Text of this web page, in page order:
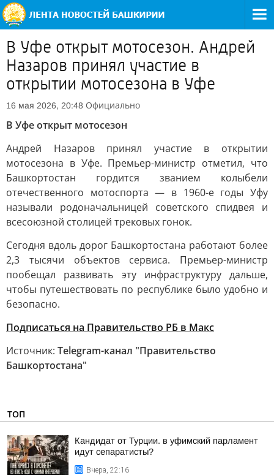
В Уфе открыт мотосезон. Андрей
Назаров принял участие в
открытии мотосезона в Уфе
16 мая 2026, 20:48 Официально
В Уфе открыт мотосезон
Андрей Назаров принял участие в открытии
мотосезона в Уфе. Премьер-министр отметил, что
Башкортостан гордится званием колыбели
отечественного мотоспорта — в 1960-е годы Уфу
называли родоначальницей советского спидвея и
всесоюзной столицей трековых гонок.
Сегодня вдоль дорог Башкортостана работают более
2,3 тысячи объектов сервиса. Премьер-министр
пообещал развивать эту инфраструктуру дальше,
чтобы путешествовать по республике было удобно и
безопасно.
Подписаться на Правительство РБ в Макс
Источник: Telegram-канал "Правительство
Башкортостана"
ТОП
Кандидат от Турции. в уфимский парламент
идут сепаратисты?
Вчера, 22:16